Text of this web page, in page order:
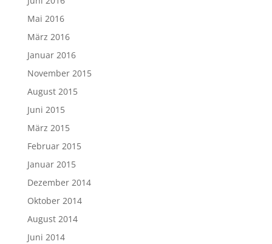
Mai 2016
März 2016
Januar 2016
November 2015
August 2015
Juni 2015
März 2015
Februar 2015
Januar 2015
Dezember 2014
Oktober 2014
August 2014
Juni 2014